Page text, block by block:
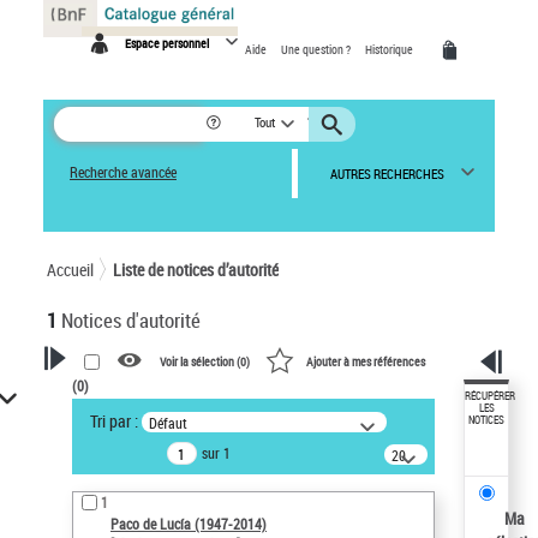
Espace personnel Aide Une question ? Historique
Tout
Recherche avancée AUTRES RECHERCHES
Accueil Liste de notices d’autorité
1 Notices d'autorité
VOTRE RECHERCHE
Recherche avancée dans les
notices d’autorité
Œuvres liées à l'auteur :
Paco de Lucía (1947-2014)
Voir la sélection (0) Ajouter à mes références
(0)
Tri par : Défaut
sur 1
20
résultats/page
1
Paco de Lucía (1947-2014)
RÉCUPÉRER
LES
NOTICES
Ma
Panneau de gestion des cookies